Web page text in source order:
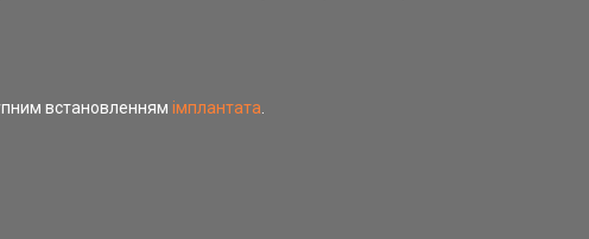
встановленням імплантата